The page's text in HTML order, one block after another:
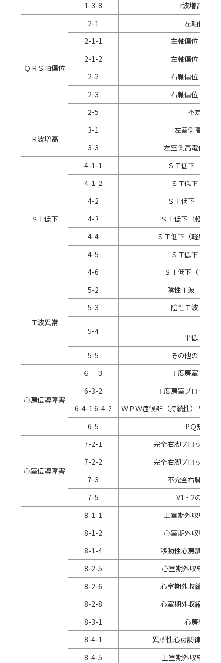
1-3-8
r波増高不良
ＱＲＳ軸偏位
2-1
左軸偏位
2-1-1
左軸偏位（高度
2-1-2
左軸偏位（軽度
2-2
右軸偏位（高度
2-3
右軸偏位（軽度
2-5
不定軸
Ｒ波増高
3-1
左室側高電位
3-3
左室側高電位差の
ＳＴ低下
4-1-1
ＳＴ低下（極高
4-1-2
ＳＴ低下（高度
4-2
ＳＴ低下（中等
4-3
ＳＴ低下（軽度虚
4-4
ＳＴ低下（軽度非
4-5
ＳＴ低下（軽微
4-6
ＳＴ低下（軽微正
Ｔ波異常
5-2
陰性Ｔ波（中等
5-3
陰性Ｔ波（軽度
5-4
平低Ｔ波
5-5
その他の陰性Ｔ
心房伝導障害
６－３
Ⅰ度房室ブロッ
6-3-2
Ⅰ度房室ブロック（
6-4-1 6-4-2
ＷＰＷ症候群（持続性） ＷＰ
6-5
PＱ短縮
心室伝導障害
7-2-1
完全右脚ブロック（
7-2-2
完全右脚ブロック（
7-3
不完全右脚ブロ
7-5
V1・ 2の
8-1-1
上室期外収縮（頻
8-1-2
心室期外収縮（頻
8-1-4
移動性心房調律（
8-2-5
心室期外収縮（
8-2-6
心室期外収縮（多
8-2-8
心室期外収縮（
8-3-1
心房細動
8-4-1
異所性心房調律 （ほ
8-4-5
上室期外収縮（